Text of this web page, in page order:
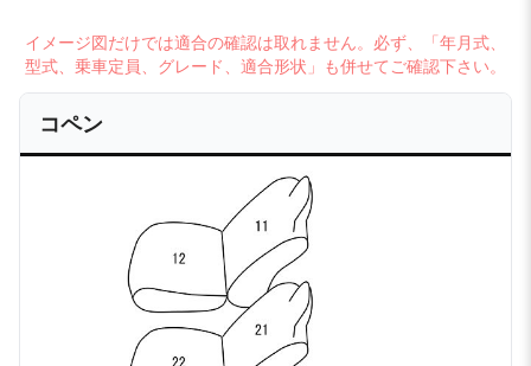
イメージ図だけでは適合の確認は取れません。必ず、「年月式、
型式、乗車定員、グレード、適合形状」も併せてご確認下さい。
コペン